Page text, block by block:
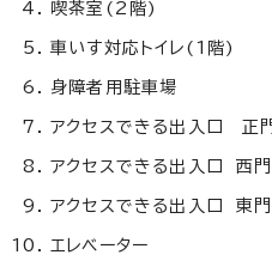
喫茶室(2階)
車いす対応トイレ(1階)
身障者用駐車場
アクセスできる出入口 正
アクセスできる出入口 西門
アクセスできる出入口 東門
エレベーター